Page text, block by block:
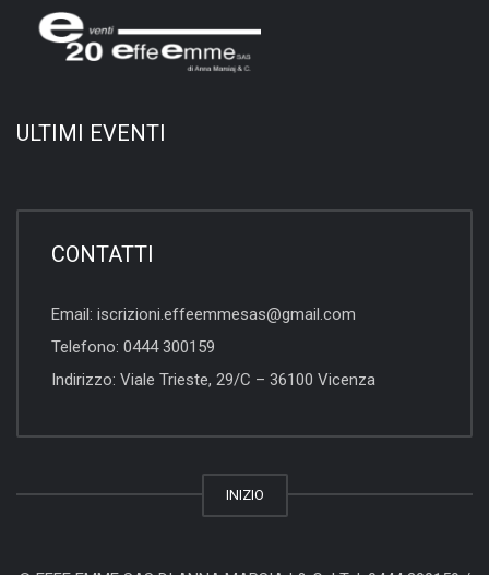
ULTIMI EVENTI
CONTATTI
Email: iscrizioni.effeemmesas@gmail.com
Telefono: 0444 300159
Indirizzo: Viale Trieste, 29/C – 36100 Vicenza
INIZIO